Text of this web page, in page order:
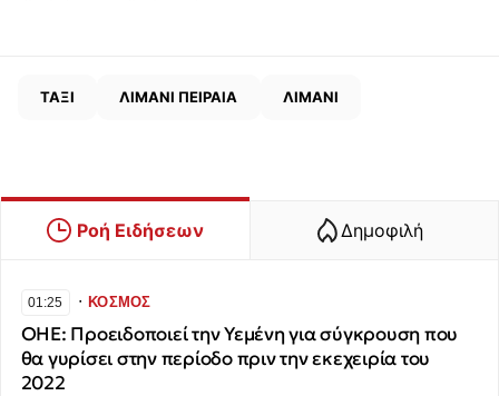
ΤΑΞΙ ΛΙΜΑΝΙ ΠΕΙΡΑΙΑ ΛΙΜΑΝΙ
Ροή Ειδήσεων Δημοφιλή
01:25 ∙ΚΟΣΜΟΣ
ΟΗΕ: Προειδοποιεί την Υεμένη για σύγκρουση που
θα γυρίσει στην περίοδο πριν την εκεχειρία του
2022